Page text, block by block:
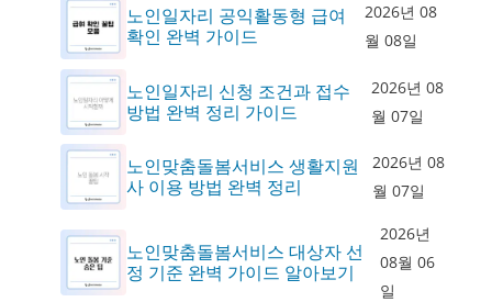
노인일자리 공익활동형 급여
확인 완벽 가이드
2026년 08
월 08일
노인일자리 신청 조건과 접수
방법 완벽 정리 가이드
2026년 08
월 07일
노인맞춤돌봄서비스 생활지원
사 이용 방법 완벽 정리
2026년 08
월 07일
노인맞춤돌봄서비스 대상자 선
정 기준 완벽 가이드 알아보기
2026년
08월 06
일